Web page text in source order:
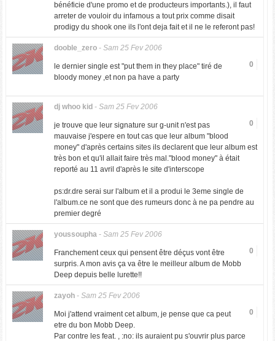
bénéficie d'une promo et de producteurs importants.), il faut
arreter de vouloir du infamous a tout prix comme disait
prodigy du shook one ils l'ont deja fait et il ne le referont pas!
dooble_zero- Sam 25 Fev 2006
0
le dernier single est "put them in they place" tiré de
bloody money ,et non pa have a party
dj whoo kid - Sam 25 Fev 2006
0
je trouve que leur signature sur g-unit n'est pas
mauvaise j'espere en tout cas que leur album "blood
money" d'après certains sites ils declarent que leur album est
très bon et qu'il allait faire très mal."blood money" à était
reporté au 11 avril d'après le site d'interscope
ps:dr.dre serai sur l'album et il a produi le 3eme single de
l'album.ce ne sont que des rumeurs donc à ne pa pendre au
premier degré
youssoupha- Sam 25 Fev 2006
0
Franchement ceux qui pensent être déçus vont être
surpris. A mon avis ça va être le meilleur album de Mobb
Deep depuis belle lurette!!
zayoh- Sam 25 Fev 2006
0
Moi j'attend vraiment cet album, je pense que ca peut
etre du bon Mobb Deep.
Par contre les feat. , :no: ils auraient pu s'ouvrir plus parce